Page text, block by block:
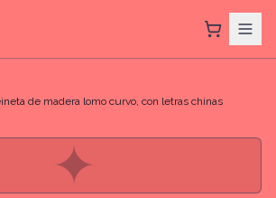
de madera lomo curvo, con letras chinas
✦